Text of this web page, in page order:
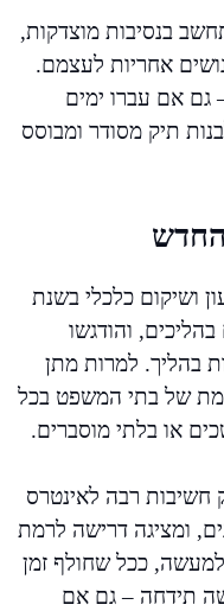
בנסיבות מוצדקות,
אחריות לעצמם.
גם אם עברו ימים
תיק מסודר ומבוסס
החדש
ושיקום כלכלי בשנת
בהליכים, והודגשו
בהליך. למרות מתן
של בתי המשפט בכל
או בלתי מוסברים.
חשיבות רבה לאינטרס
ומציגה דרישה לרמת
ככל שחולף זמן
תידחה – גם אם